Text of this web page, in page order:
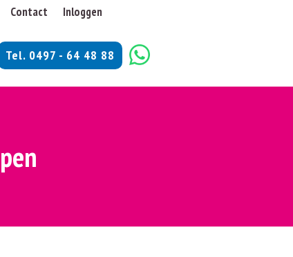
Tel. 0497 - 64 48 88
Contact
Inloggen